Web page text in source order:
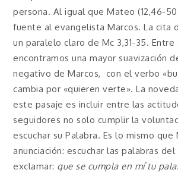
persona. Al igual que Mateo (12,46-
fuente al evangelista Marcos. La cita
un paralelo claro de Mc 3,31-35. Entre
encontramos una mayor suavización
negativo de Marcos, con el verbo
cambia por «quieren verte». La
este pasaje es incluir entre las
seguidores no solo cumplir la
escuchar su Palabra. Es lo mismo que
anunciación: escuchar las palabras
exclamar: que se cumpla en mí tu